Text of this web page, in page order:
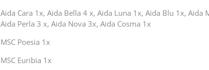
Aida Cara 1x, Aida Bella 4 x, Aida Luna 1x, Aida Blu 1x, Aida
Aida Perla 3 x, Aida Nova 3x, Aida Cosma 1x
MSC Poesia 1x
MSC Euribia 1x